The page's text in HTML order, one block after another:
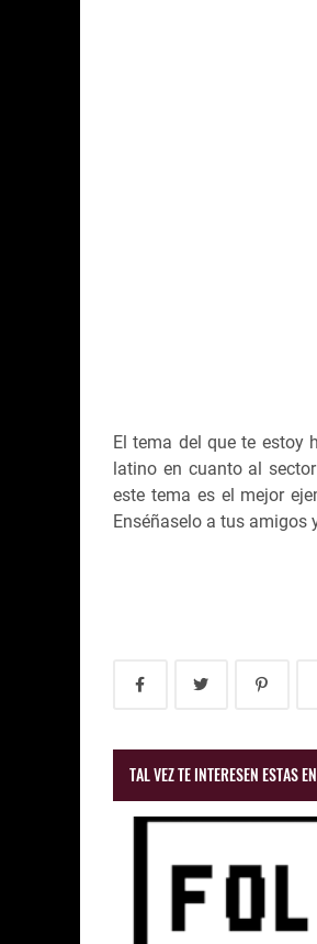
El tema del que te estoy
latino en cuanto al
este tema es el mejor
Enséñaselo a tus amigos
TAL VEZ TE INTERESEN ESTAS